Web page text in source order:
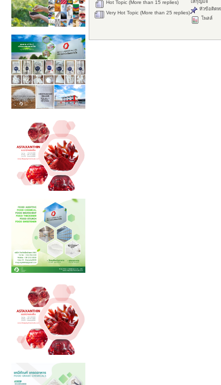
Hot Topic (More than 15 replies)
Very Hot Topic (More than 25 replies)
ใส่กุญแจ
หัวข้อติดห
โพลล์